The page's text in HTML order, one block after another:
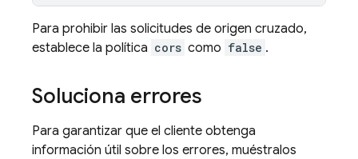
Para prohibir las solicitudes de origen cruzado,
establece la política cors como false .
Soluciona errores
Para garantizar que el cliente obtenga
información útil sobre los errores, muéstralos